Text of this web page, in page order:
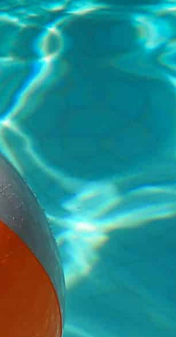
CADRE DE VIE VOS LOISIRS